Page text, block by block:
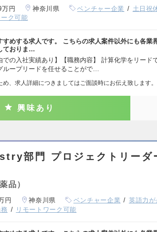
万円 神奈川県 ベンチャー企業 土日祝
ク可能
すめする求人です。 こちらの求人案件以外にも各業
ておりま…
での入社実績あり】【職務内容】 計算化学をリード
ループリードを任せることがで…
め、求人詳細につきましてはご面談時にお伝え致します。
興味あり
部門 プロジェクトリーダ
品）
円 神奈川県 ベンチャー企業 英語力が
リモートワーク可能